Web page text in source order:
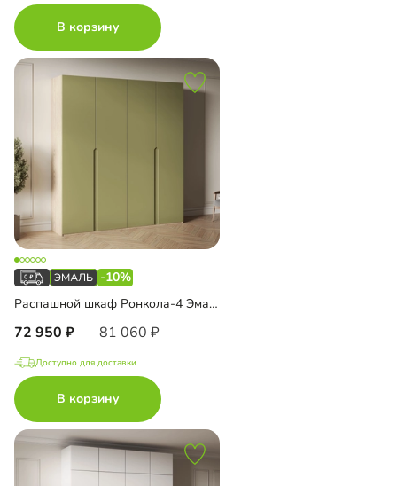
В корзину
-10%
Распашной шкаф Ронкола-4 Эмаль
72 950 81 060
Доступно для доставки
В корзину